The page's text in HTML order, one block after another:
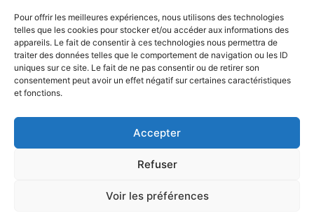
Pour offrir les meilleures expériences, nous utilisons des technologies
telles que les cookies pour stocker et/ou accéder aux informations des
appareils. Le fait de consentir à ces technologies nous permettra de
traiter des données telles que le comportement de navigation ou les ID
uniques sur ce site. Le fait de ne pas consentir ou de retirer son
consentement peut avoir un effet négatif sur certaines caractéristiques
et fonctions.
Accepter
Refuser
Voir les préférences
Politique de confidentialité
Plan du site
Mentions légales
Plan du site
Confidentialité